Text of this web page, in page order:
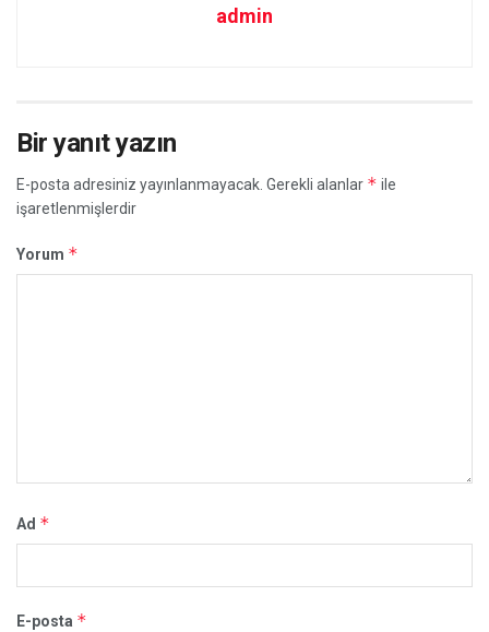
admin
Bir yanıt yazın
E-posta adresiniz yayınlanmayacak. Gerekli alanlar * ile
işaretlenmişlerdir
Yorum *
Ad *
E-posta *